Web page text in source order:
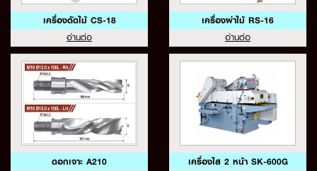
เครื่องตัดไม้ CS-18
อ่านต่อ
เครื่องผ่าไม้ RS-16
อ่านต่อ
ดอกเจาะ A210 เครื่องไส 2 หน้า SK-600G